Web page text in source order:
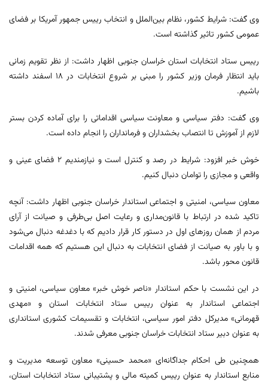
وی گفت: شرایط کشور، نظام بین‌الملل و انتخاب رییس جمهور آمریکا بر فضای
عمومی کشور تاثیر گذاشته است.
رییس ستاد انتخابات استان خراسان جنوبی اظهار داشت: از نظر تقویم زمانی
باید انتظار فرمان وزیر کشور را مبنی بر شروع انتخابات در ۱۸ اسفند داشته
باشیم.
وی گفت: دفتر سیاسی و معاونت سیاسی اقداماتی را برای آماده کردن بستر
لازم از آموزش تا انتصاب بخشداران و فرمانداران را انجام داده است.
خوش خبر افزود: شرایط در رصد و کنترل است و نیازمندیم ۲ فضای عینی و
واقعی و مجازی را توامان دنبال کنیم.
معاون سیاسی، امنیتی و اجتماعی استاندار خراسان جنوبی اظهار داشت: آنچه
تاکید شده در ارتباط با قانون‌مداری و رعایت اصل بی‌طرفی و صیانت از آرای
مردم از همان روزهای اول در دستور کار قرار دادیم که با دغدغه دنبال می‌شود
و با باور به صیانت از فضای انتخابات به دنبال این هستیم که همه اقدامات
قانون محور باشد.
در این نشست با حکم استاندار «ناصر خوش خبر» معاون سیاسی، امنیتی و
اجتماعی استاندار به عنوان رییس ستاد انتخابات استان و «مهدی
قهرمانی» مدیرکل دفتر امور سیاسی، انتخابات و تقسیمات کشوری استانداری
به عنوان دبیر ستاد انتخابات خراسان جنوبی معرفی شدند.
همچنین طی احکام جداگانه‌ای «محمد حسینی» معاون توسعه مدیریت و
منابع استاندار به عنوان رییس کمیته مالی و پشتیبانی ستاد انتخابات استان،